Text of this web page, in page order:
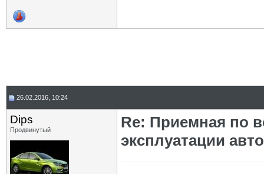
26.02.2016, 10:24
Dips
Продвинутый
Re: Приемная по
эксплуатации